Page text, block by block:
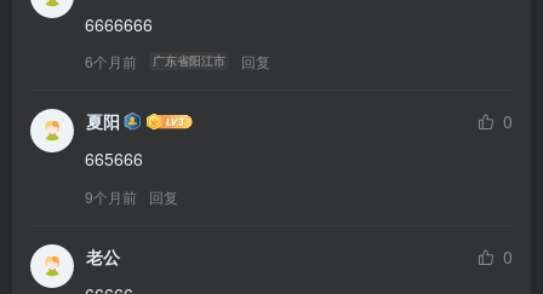
6666666
6个月前 广东省阳江市 回复
夏阳
0
665666
9个月前 回复
老公
0